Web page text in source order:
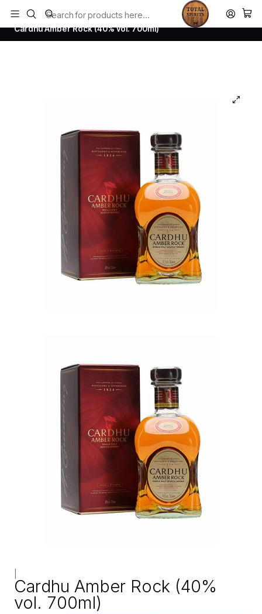
Todos los productos estan en stock. Despachamos a todo Chile.
Home Whisky
Scotch Whisky Speyside
Cardhu Amber Rock (40% vol. 700ml)
Cardhu Amber Rock (40%
vol. 700ml)